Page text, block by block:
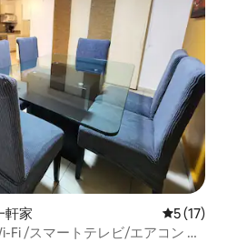
軒家 レビュー
5 (17)
Fi /スマートテレビ/エアコン 請